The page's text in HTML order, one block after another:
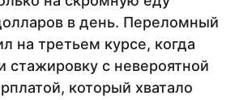
в день. Переломный
на третьем курсе, когда
стажировку с невероятной
который хватало